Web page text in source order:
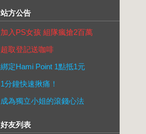
站方公告
加入PS女孩 組隊瘋搶2百萬
超取登記送咖啡
綁定Hami Point 1點抵1元
1分鐘快速揪痛！
成為獨立小姐的滾錢心法
好友列表